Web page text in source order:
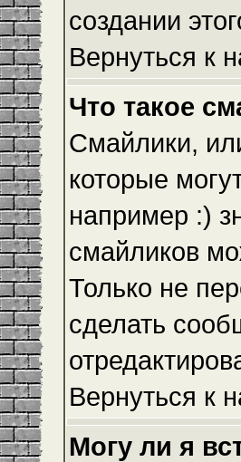
создании
Вернуться к
Что такое
Смайлики,
которые
например :)
смайликов
Только не
сделать
Вернуться к
Могу ли я